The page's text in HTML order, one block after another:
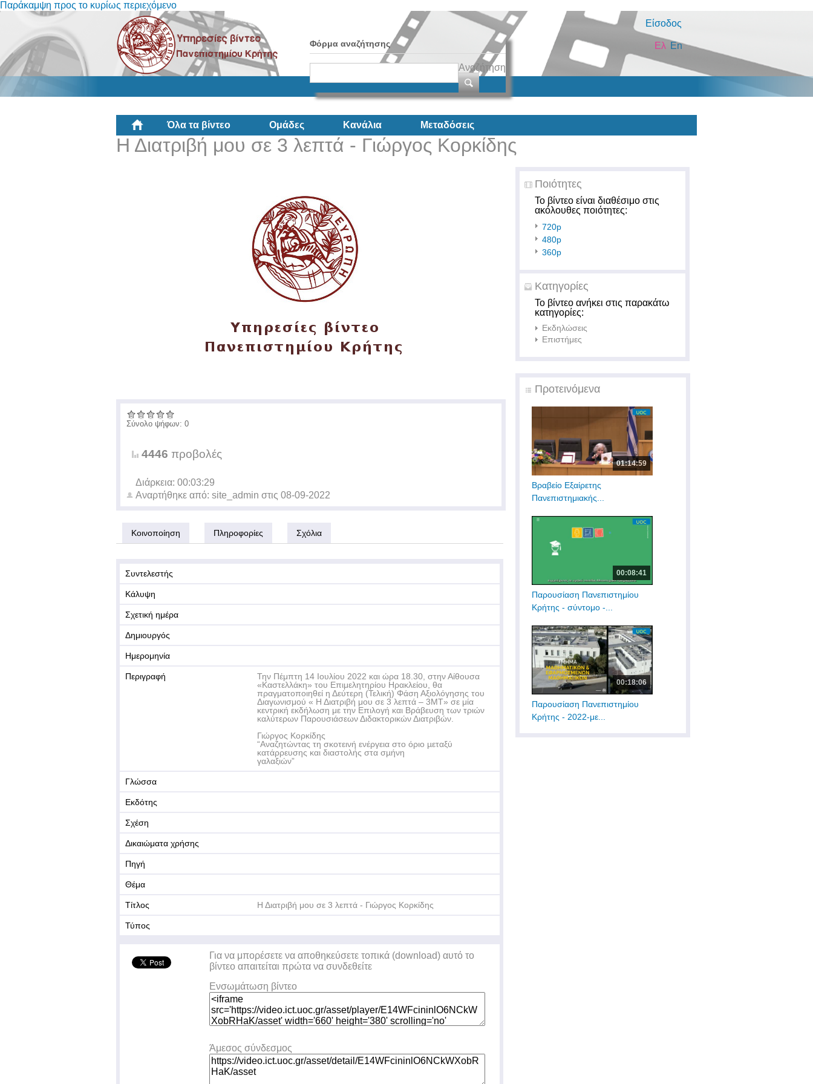
Παράκαμψη προς το κυρίως περιεχόμενο
Είσοδος
Φόρμα αναζήτησης
Αναζήτηση
En
Ελ
Όλα τα βίντεο Ομάδες Κανάλια Μεταδόσεις
Η Διατριβή μου σε 3 λεπτά - Γιώργος Κορκίδης
Ποιότητες
Το βίντεο είναι διαθέσιμο στις
ακόλουθες ποιότητες:
720p
480p
360p
Κατηγορίες
Το βίντεο ανήκει στις παρακάτω
κατηγορίες:
Εκδηλώσεις
Επιστήμες
Προτεινόμενα
01:14:59
Βραβείο Εξαίρετης
Πανεπιστημιακής...
00:08:41
Παρουσίαση Πανεπιστημίου
Κρήτης - σύντομο -...
00:18:06
Παρουσίαση Πανεπιστημίου
Κρήτης - 2022-με...
Σύνολο ψήφων: 0
4446 προβολές
Διάρκεια: 00:03:29
Αναρτήθηκε από: site_admin στις 08-09-2022
Κοινοποίηση Πληροφορίες Σχόλια
Συντελεστής
Κάλυψη
Σχετική ημέρα
Δημιουργός
Ημερομηνία
Περιγραφή
Την Πέμπτη 14 Ιουλίου 2022 και ώρα 18.30, στην Αίθουσα
«Καστελλάκη» του Επιμελητηρίου Ηρακλείου, θα
πραγματοποιηθεί η Δεύτερη (Τελική) Φάση Αξιολόγησης του
Διαγωνισμού « Η Διατριβή μου σε 3 λεπτά – 3ΜΤ» σε μία
κεντρική εκδήλωση με την Επιλογή και Βράβευση των τριών
καλύτερων Παρουσιάσεων Διδακτορικών Διατριβών.
Γιώργος Κορκίδης
“Αναζητώντας τη σκοτεινή ενέργεια στο όριο µεταξύ
κατάρρευσης και διαστολής στα σµήνη
γαλαξιών”
Γλώσσα
Εκδότης
Σχέση
Δικαιώματα χρήσης
Πηγή
Θέμα
Τίτλος Η Διατριβή μου σε 3 λεπτά - Γιώργος Κορκίδης
Τύπος
Για να μπορέσετε να αποθηκεύσετε τοπικά (download) αυτό το
βίντεο απαιτείται πρώτα να συνδεθείτε
Ενσωμάτωση βίντεο
Άμεσος σύνδεσμος